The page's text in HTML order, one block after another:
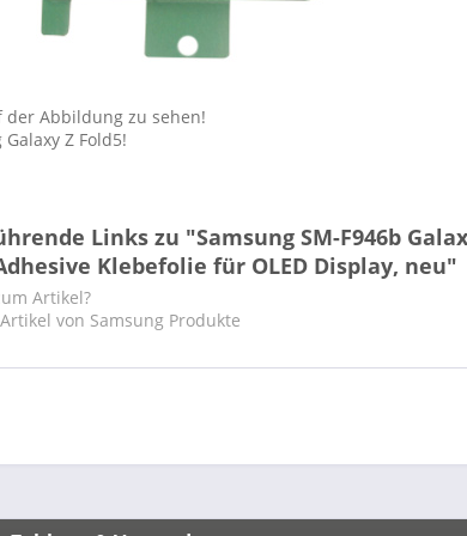
der Abbildung zu sehen!
Z Fold5!
Links zu "Samsung SM-F946b
Klebefolie für OLED Display, neu"
Artikel?
von Samsung Produkte